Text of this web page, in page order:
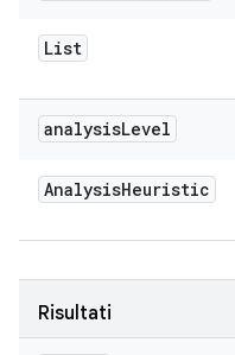
List
analysisLevel
AnalysisHeuristic
Risultati